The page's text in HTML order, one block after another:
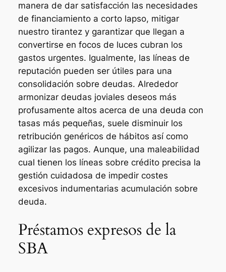
manera de dar satisfacción las necesidades
de financiamiento a corto lapso, mitigar
nuestro tirantez y garantizar que llegan a
convertirse en focos de luces cubran los
gastos urgentes. Igualmente, las líneas de
reputación pueden ser útiles para una
consolidación sobre deudas. Alrededor
armonizar deudas joviales deseos más
profusamente altos acerca de una deuda con
tasas más pequeñas, suele disminuir los
retribución genéricos de hábitos así­ como
agilizar las pagos. Aunque, una maleabilidad
cual tienen los líneas sobre crédito precisa la
gestión cuidadosa de impedir costes
excesivos indumentarias acumulación sobre
deuda.
Préstamos expresos de la
SBA